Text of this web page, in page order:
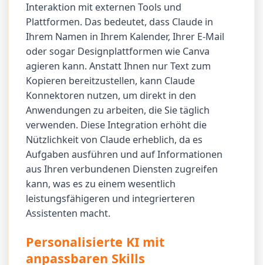
Interaktion mit externen Tools und
Plattformen. Das bedeutet, dass Claude in
Ihrem Namen in Ihrem Kalender, Ihrer E-Mail
oder sogar Designplattformen wie Canva
agieren kann. Anstatt Ihnen nur Text zum
Kopieren bereitzustellen, kann Claude
Konnektoren nutzen, um direkt in den
Anwendungen zu arbeiten, die Sie täglich
verwenden. Diese Integration erhöht die
Nützlichkeit von Claude erheblich, da es
Aufgaben ausführen und auf Informationen
aus Ihren verbundenen Diensten zugreifen
kann, was es zu einem wesentlich
leistungsfähigeren und integrierteren
Assistenten macht.
Personalisierte KI mit
anpassbaren Skills